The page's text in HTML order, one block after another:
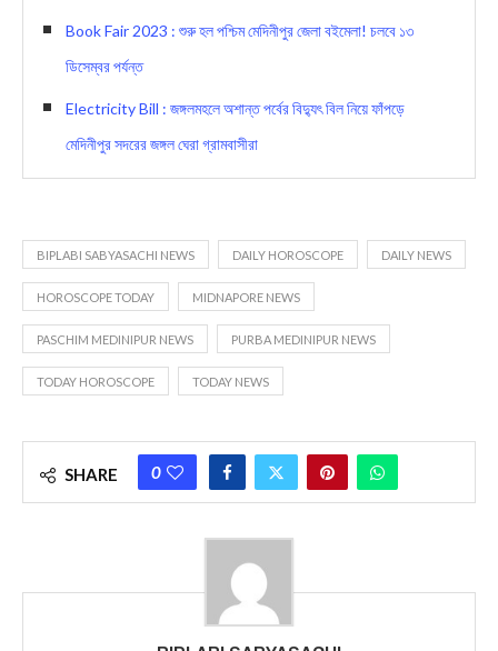
Book Fair 2023 : শুরু হল পশ্চিম মেদিনীপুর জেলা বইমেলা! চলবে ১৩
ডিসেম্বর পর্যন্ত
Electricity Bill : জঙ্গলমহলে অশান্ত পর্বের বিদ্যুৎ বিল নিয়ে ফাঁপড়ে
মেদিনীপুর সদরের জঙ্গল ঘেরা গ্রামবাসীরা
BIPLABI SABYASACHI NEWS DAILY HOROSCOPE DAILY NEWS
HOROSCOPE TODAY MIDNAPORE NEWS
PASCHIM MEDINIPUR NEWS PURBA MEDINIPUR NEWS
TODAY HOROSCOPE TODAY NEWS
SHARE 0